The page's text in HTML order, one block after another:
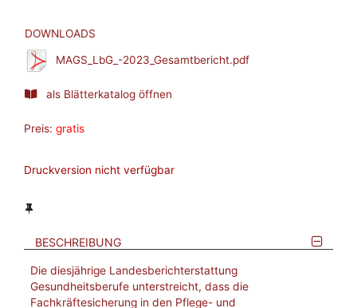
DOWNLOADS
MAGS_LbG_-2023_Gesamtbericht.pdf
als Blätterkatalog öffnen
Preis: gratis
Druckversion nicht verfügbar
BESCHREIBUNG
Die diesjährige Landesberichterstattung
Gesundheitsberufe unterstreicht, dass die
Fachkräftesicherung in den Pflege- und